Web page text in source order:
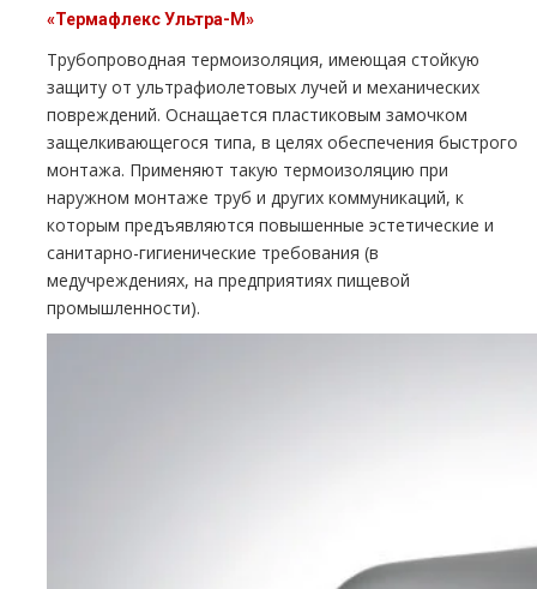
«Термафлекс Ультра-М»
Трубопроводная термоизоляция, имеющая стойкую
защиту от ультрафиолетовых лучей и механических
повреждений. Оснащается пластиковым замочком
защелкивающегося типа, в целях обеспечения быстрого
монтажа. Применяют такую термоизоляцию при
наружном монтаже труб и других коммуникаций, к
которым предъявляются повышенные эстетические и
санитарно-гигиенические требования (в
медучреждениях, на предприятиях пищевой
промышленности).